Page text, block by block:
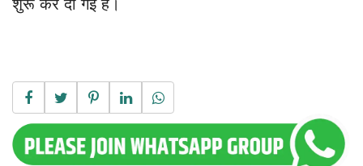
शुरू कर दी गई है।